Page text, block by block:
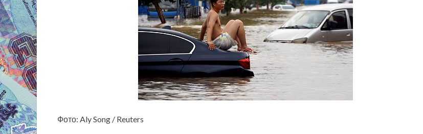
Фото: Aly Song / Reuters